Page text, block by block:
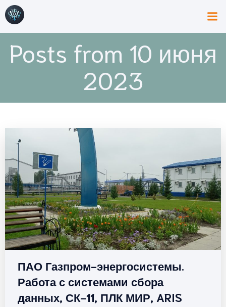
Posts from 10 июня
2023
ПАО Газпром-энергосистемы.
Работа с системами сбора
данных, СК-11, ПЛК МИР, ARIS